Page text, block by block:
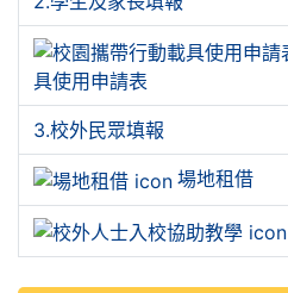
具使用申請表
3.校外民眾填報
場地租借